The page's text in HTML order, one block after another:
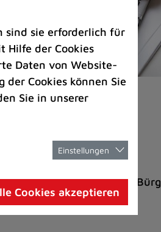
(zum Beispiel ein
können, und bittet alle
sind sie erforderlich für
Hilfe der Cookies
Daten von Website-
Cookies können Sie
Sie in unserer
Einstellungen
Cookies akzeptieren